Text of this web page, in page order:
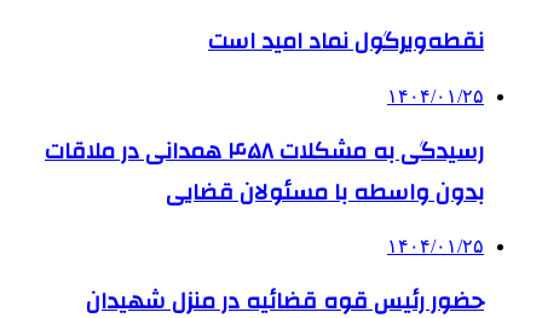
نقطه‌ویرگول نماد امید است
۱۴۰۴/۰۱/۲۵
رسیدگی به مشکلات ۴۵۸ همدانی در ملاقات
بدون واسطه با مسئولان قضایی
۱۴۰۴/۰۱/۲۵
حضور رئیس قوه قضائیه در منزل شهیدان